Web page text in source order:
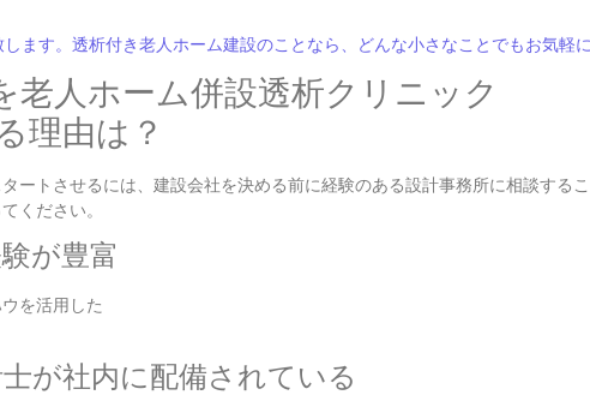
老人ホーム併設透析クリニック
理由は？
ートさせるには、建設会社を決める前に経験のある設計事務所に相談するこ
ください。
が豊富
を活用した
が社内に配備されている